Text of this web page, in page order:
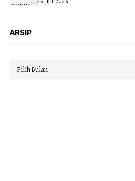
29 Juli 2026
ARSIP
Arsip